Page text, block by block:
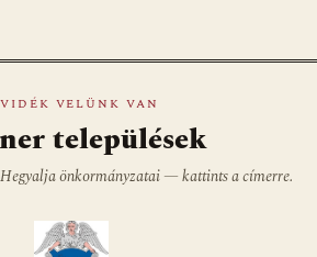
VELÜNK VAN
települések
önkormányzatai — kattints a címerre.